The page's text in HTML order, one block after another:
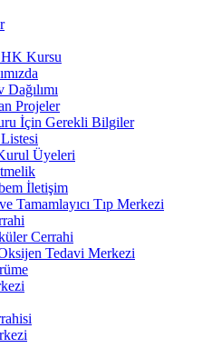
Kursu
Dağılımı
Projeler
İçin Gerekli Bilgiler
Üyeleri
İletişim
Tamamlayıcı Tıp Merkezi
Cerrahi
Tedavi Merkezi